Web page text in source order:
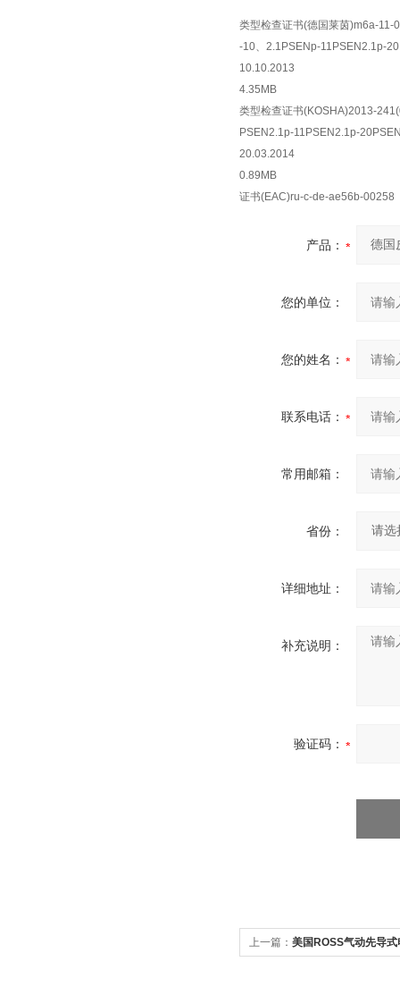
类型检查证书(德国莱茵)m6a-11-
-10、2.1PSENp-11PSEN2.1p-
10.10.2013
4.35MB
类型检查证书(KOSHA)2013-
PSEN2.1p-11PSEN2.1p-
20.03.2014
0.89MB
证书(EAC)ru-c-de-ae56b-00258
产品：
您的单位：
您的姓名：
联系电话：
常用邮箱：
省份：
详细地址：
补充说明：
验证码：
上一篇： 美国ROSS气动先导